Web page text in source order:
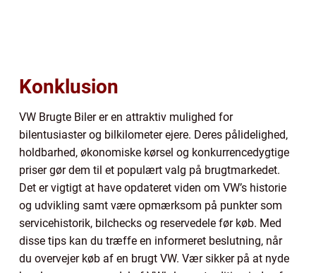
Konklusion
VW Brugte Biler er en attraktiv mulighed for
bilentusiaster og bilkilometer ejere. Deres pålidelighed,
holdbarhed, økonomiske kørsel og konkurrencedygtige
priser gør dem til et populært valg på brugtmarkedet.
Det er vigtigt at have opdateret viden om VW’s historie
og udvikling samt være opmærksom på punkter som
servicehistorik, bilchecks og reservedele før køb. Med
disse tips kan du træffe en informeret beslutning, når
du overvejer køb af en brugt VW. Vær sikker på at nyde